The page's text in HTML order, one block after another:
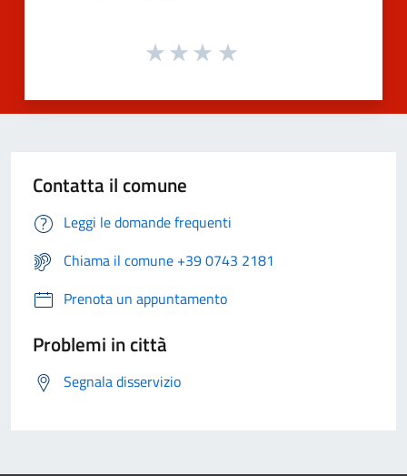
Contatta il comune
Leggi le domande frequenti
Chiama il comune +39 0743 2181
Prenota un appuntamento
Problemi in città
Segnala disservizio